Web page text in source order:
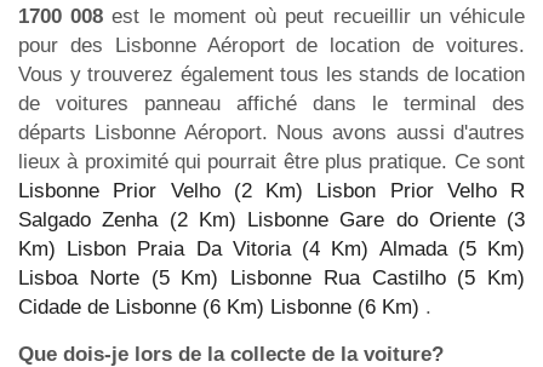
1700 008est le moment où peut recueillir un véhicule
pour des Lisbonne Aéroport de location de voitures.
Vous y trouverez également tous les stands de location
de voitures panneau affiché dans le terminal des
départs Lisbonne Aéroport. Nous avons aussi d'autres
lieux à proximité qui pourrait être plus pratique. Ce sont
Lisbonne Prior Velho (2 Km)
Lisbon Prior Velho R
Salgado Zenha (2 Km) Lisbonne Gare do Oriente (3
Km) Lisbon Praia Da Vitoria (4 Km) Almada (5 Km)
Lisboa Norte (5 Km)
Lisbonne Rua Castilho (5 Km)
Cidade de Lisbonne (6 Km) Lisbonne (6 Km) .
Que dois-je lors de la collecte de la voiture?